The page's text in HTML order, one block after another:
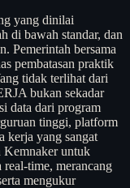
yang dinilai
di bawah standar, dan
Pemerintah bersama
pembatasan praktik
tidak terlihat dari
bukan sekadar
data dari program
tinggi, platform
kerja yang sangat
Kemnaker untuk
real-time, merancang
mengukur